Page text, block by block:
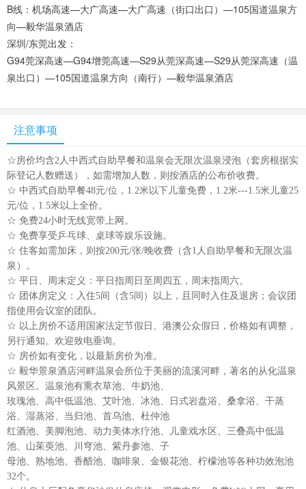
B线：机场高速—大广高速—大广高速（街口出口）—105国道温泉方
向—毅华温泉酒店
深圳/东莞出发：
G94莞深高速—G94增莞高速—S29从莞深高速—S29从莞深高速（温
泉出口）—105国道温泉方向（南行）—毅华温泉酒店
注意事项
☆房价均含2人中西式自助早餐和温泉会无限次温泉浸泡（套房根据实
际登记人数赠送），如需增加人数，则按酒店的公布价收费。
☆ 中西式自助早餐48元/位，1.2米以下儿童免费，1.2米---1.5米儿童25
元/位，1.5米以上全价。
☆ 免费24小时无线宽带上网。
☆ 免费享受乒乓球、桌球等娱乐设施。
☆ 住客如需加床，则按200元/张/晚收费（含1人自助早餐和无限次温
泉）。
☆ 平日、周末定义：平日指周日至周四五，周末指周六。
☆ 团体房定义：入住5间（含5间）以上，且同时入住及退房；会议团
指使用会议室的团队。
☆ 以上房价不适用国家法定节假日、港澳公众假日，价格如有调整，
另行通知。欢迎致电垂询。
☆ 房价如有变化，以最新房价为准。
☆ 毅华景泉酒店河畔温泉会所位于美丽的流溪河畔，著名的从化温泉
风景区。温泉池有熏衣草池、牛奶池、
玫瑰池、高中低温池、艾叶池、冰池、日式岩盘浴、桑拿浴、干蒸
浴、湿蒸浴、当归池、首乌池、杜仲池
红酒池、美脚泡池、动力美体水疗池、儿童戏水区、三叠高中低温
池、山茱萸池、川穹池、紫丹参池、子
母池、熟地池、香醋池、咖啡泉、金银花池、柠檬池等各种功效泡池
32个。